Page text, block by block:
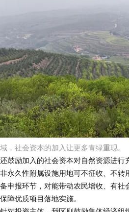
，社会资本的加入让更多青绿重现。
励加入的社会资本对自然资源进行
永久性附属设施用地可不征收、不
申报环节，对能带动农民增收、有
障优质项目落地实施。